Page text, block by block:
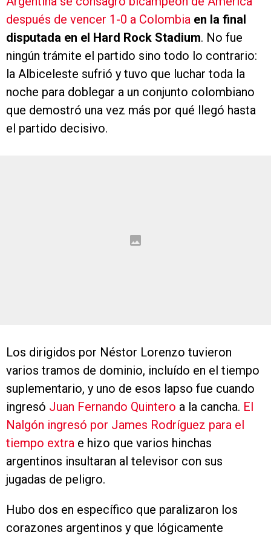
después de vencer 1-0 a Colombia en la final
disputada en el Hard Rock Stadium. No fue
ningún trámite el partido sino todo lo contrario:
la Albiceleste sufrió y tuvo que luchar toda la
noche para doblegar a un conjunto colombiano
que demostró una vez más por qué llegó hasta
el partido decisivo.
Los dirigidos por Néstor Lorenzo tuvieron
varios tramos de dominio, incluído en el tiempo
suplementario, y uno de esos lapso fue cuando
ingresó Juan Fernando Quintero a la cancha. El
Nalgón ingresó por James Rodríguez para el
tiempo extra e hizo que varios hinchas
argentinos insultaran al televisor con sus
jugadas de peligro.
Hubo dos en específico que paralizaron los
corazones argentinos y que lógicamente